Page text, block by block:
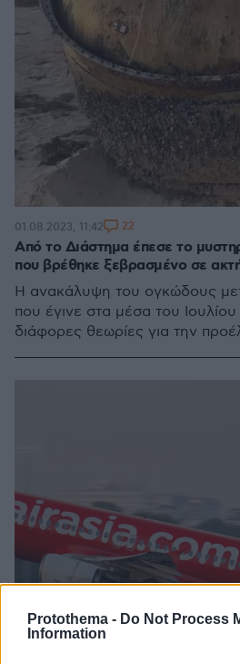
Protothema - Do Not Process
Information
Από το Διάστημα έπεσε το
που βρέθηκε ξεβρασμένο σε
Η ανακάλυψη του ογκώδους
που έγινε στα μέσα του Ιουλίου
διάφορες θεωρίες για την
01.08.2023, 11:42 22